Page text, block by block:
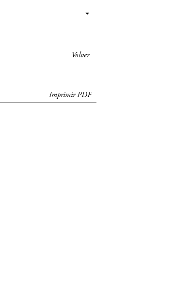
Volver
Imprimir PDF